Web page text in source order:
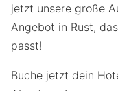
jetzt unsere große
Angebot in Rust,
passt!
Buche jetzt dein